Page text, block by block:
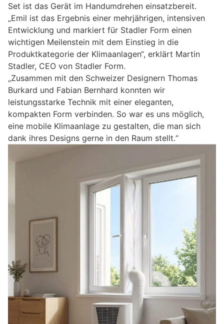
Set ist das Gerät im Handumdrehen einsatzbereit.
„Emil ist das Ergebnis einer mehrjährigen, intensiven
Entwicklung und markiert für Stadler Form einen
wichtigen Meilenstein mit dem Einstieg in die
Produktkategorie der Klimaanlagen“, erklärt Martin
Stadler, CEO von Stadler Form.
„Zusammen mit den Schweizer Designern Thomas
Burkard und Fabian Bernhard konnten wir
leistungsstarke Technik mit einer eleganten,
kompakten Form verbinden. So war es uns möglich,
eine mobile Klimaanlage zu gestalten, die man sich
dank ihres Designs gerne in den Raum stellt.“